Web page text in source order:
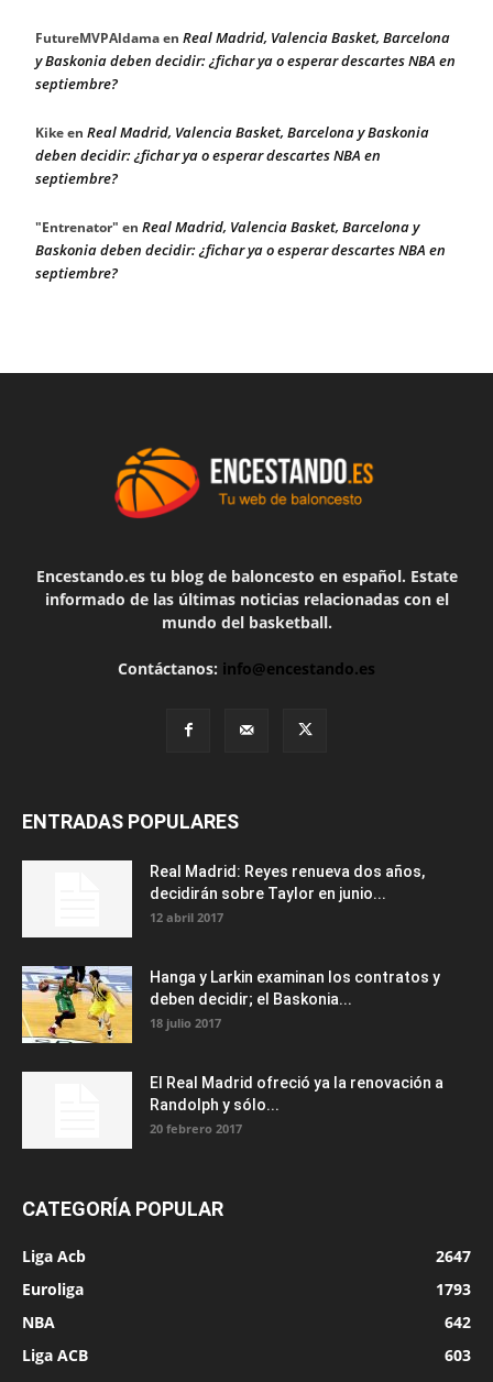
FutureMVPAldamaen Real Madrid, Valencia Basket, Barcelona
y Baskonia deben decidir: ¿fichar ya o esperar descartes NBA en
septiembre?
Kikeen Real Madrid, Valencia Basket, Barcelona y Baskonia
deben decidir: ¿fichar ya o esperar descartes NBA en
septiembre?
"Entrenator" en Real Madrid, Valencia Basket, Barcelona y
Baskonia deben decidir: ¿fichar ya o esperar descartes NBA en
septiembre?
Encestando.es tu blog de baloncesto en español. Estate
informado de las últimas noticias relacionadas con el
mundo del basketball.
Contáctanos: info@encestando.es
ENTRADAS POPULARES
Real Madrid: Reyes renueva dos años,
decidirán sobre Taylor en junio...
12 abril 2017
Hanga y Larkin examinan los contratos y
deben decidir; el Baskonia...
18 julio 2017
El Real Madrid ofreció ya la renovación a
Randolph y sólo...
20 febrero 2017
CATEGORÍA POPULAR
Liga Acb
2647
Euroliga
1793
NBA
642
Liga ACB
603